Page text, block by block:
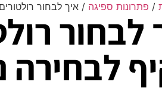
/ פתרונות ספיגה / איך לבחור
לבחור
לבחירה